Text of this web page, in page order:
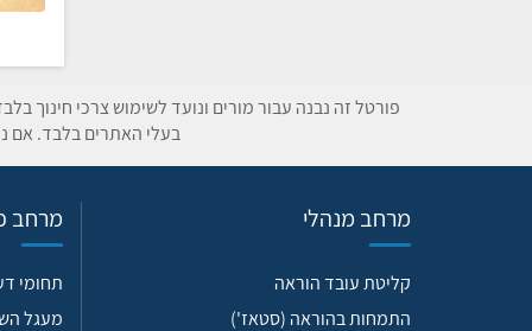
פורטל זה נבנה עבור מורים ונועד לשימוש צרכי חינוך
בעלי האתרים בלבד. אם
מרחב מנהלי
קליטת עובד הוראה
התמחות בהוראה (סטאז')
מרחב
תחומי
מעגל